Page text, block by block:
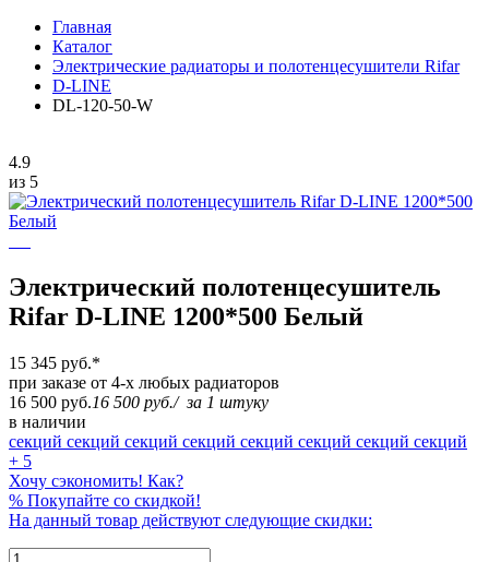
Главная
Каталог
Электрические радиаторы и полотенцесушители Rifar
D-LINE
DL-120-50-W
4.9
из 5
Электрический полотенцесушитель
Rifar D-LINE 1200*500 Белый
15 345 руб.*
при заказе от 4-х любых радиаторов
16 500 руб.16 500 руб./за 1 штуку
в наличии
секций секций секций секций секций секций секций секций
+ 5
Хочу сэкономить! Как?
% Покупайте со скидкой!
На данный товар действуют следующие скидки: